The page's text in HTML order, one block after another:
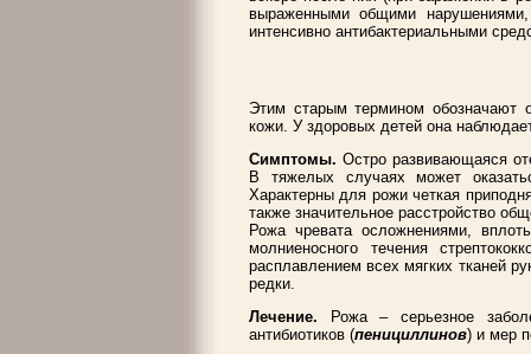
выраженными общими
интенсивно антибактериальными
Этим старым термином обозначают
кожи. У здоровых детей она
Симптомы. Остро развивающаяся
В тяжелых случаях может
Характерны для рожи четкая
также значительное расстройство
Рожа чревата осложнениями,
молниеносного течения
расплавлением всех мягких тканей
редки.
Лечение.
Рожа – серьезное
антибиотиков (пенициллинов) и мер